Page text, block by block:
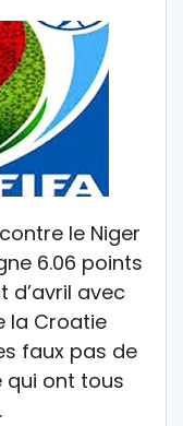
le Niger
6.06 points
d’avril avec
la Croatie
faux pas de
qui ont tous